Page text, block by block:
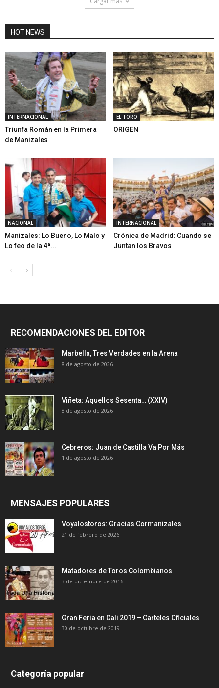
HOT NEWS
INTERNACIONAL
Triunfa Román en la Primera
de Manizales
EL TORO
ORIGEN
NACIONAL
Manizales: Lo Bueno, Lo Malo y
Lo feo de la 4ª...
INTERNACIONAL
Crónica de Madrid: Cuando se
Juntan los Bravos
RECOMENDACIONES DEL EDITOR
Marbella, Tres Verdades en la Arena
8 de agosto de 2026
Viñeta: Aquellos Sesenta… (XXIV)
8 de agosto de 2026
Cebreros: Juan de Castilla Va Por Más
1 de agosto de 2026
MENSAJES POPULARES
Voyalostoros: Gracias Cormanizales
21 de febrero de 2026
Matadores de Toros Colombianos
3 de diciembre de 2016
Gran Feria en Cali 2019 – Carteles Oficiales
30 de octubre de 2019
Categoría popular